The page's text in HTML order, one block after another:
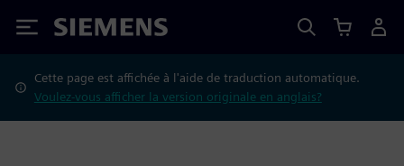
Siemens
Cette page est affichée à l'aide de traduction automatique.
Voulez-vous afficher la version originale en anglais?